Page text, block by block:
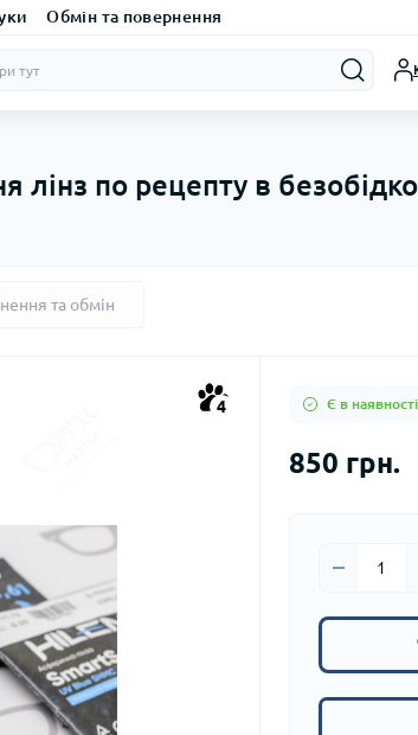
Обмін та повернення
лінз по рецепту в
та обмін
4 Є в наявності
850 грн.